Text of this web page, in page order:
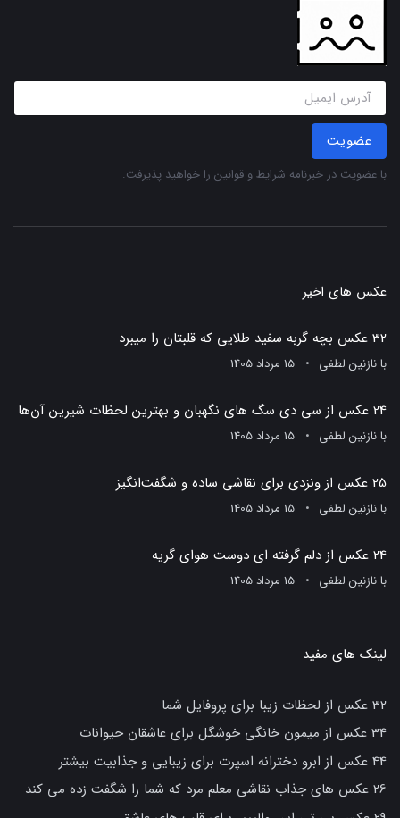
عضویت
با عضویت در خبرنامه شرایط و قوانین را خواهید پذیرفت.
عکس های اخیر
32 عکس بچه گربه سفید طلایی که قلبتان را میبرد
بانازنین لطفی 15 مرداد 1405
24 عکس از سی دی سگ های نگهبان و بهترین لحظات شیرین آن‌ها
بانازنین لطفی 15 مرداد 1405
25 عکس از ونزدی برای نقاشی ساده و شگفت‌انگیز
بانازنین لطفی 15 مرداد 1405
24 عکس از دلم گرفته ای دوست هوای گریه
بانازنین لطفی 15 مرداد 1405
لینک های مفید
32 عکس از لحظات زیبا برای پروفایل شما
34 عکس از میمون خانگی خوشگل برای عاشقان حیوانات
44 عکس از ابرو دخترانه اسپرت برای زیبایی و جذابیت بیشتر
26 عکس های جذاب نقاشی معلم مرد که شما را شگفت زده می کند